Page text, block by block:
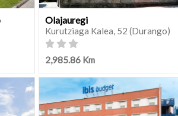
Olajauregi
Kurutziaga Kalea, 52 (Durango)
2,985.86 Km